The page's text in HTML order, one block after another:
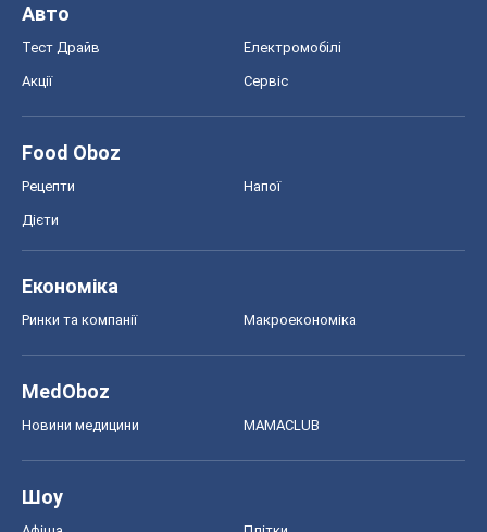
Авто
Тест Драйв Електромобілі
Акції Сервіс
Food Oboz
Рецепти Напої
Дієти
Економіка
Ринки та компанії Макроекономіка
MedOboz
Новини медицини MAMACLUB
Шоу